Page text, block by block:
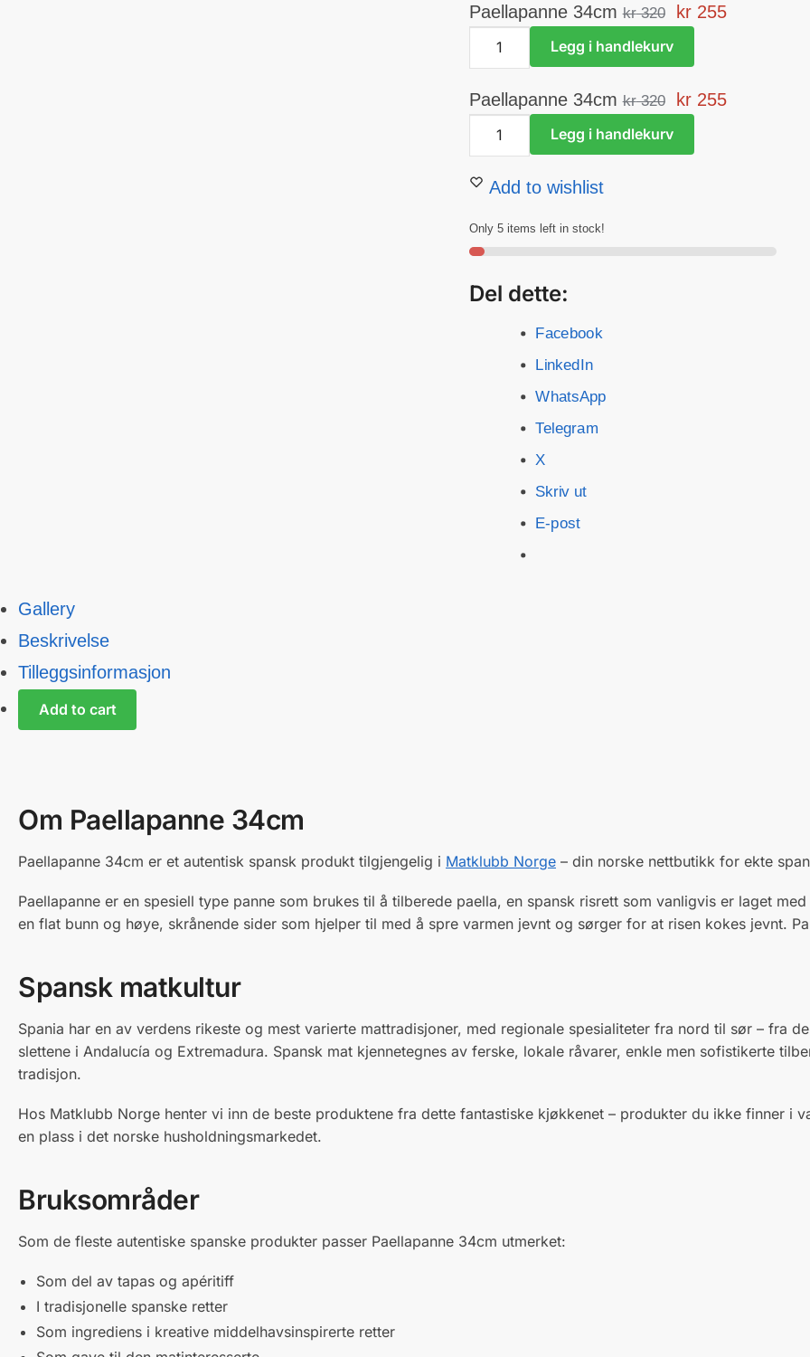
Paellapanne 34cm kr320
Opprinnelig
var:
kr 320.
kr255
Paellapanne
34cm
antall
Legg i handlekurv
Paellapanne 34cm kr320
Opprinnelig
var:
kr255
Paellapanne
34cm
antall
Legg i handlekurv
Add to wishlist
Only 5 items left in stock!
Del dette:
Facebook
LinkedIn
WhatsApp
Telegram
X
Skriv ut
E-post
Gallery
Beskrivelse
Tilleggsinformasjon
Add to cart
Om Paellapanne 34cm
Paellapanne 34cm er et autentisk spansk produkt tilgjengelig i Matklubb Norge – din norske nettbutikk for ekte
Paellapanne er en spesiell type panne som brukes til å tilberede paella, en spansk risrett som vanligvis er laget
en flat bunn og høye, skrånende sider som hjelper til med å spre varmen jevnt og sørger for at risen kokes jevnt.
Spansk matkultur
Spania har en av verdens rikeste og mest varierte mattradisjoner, med regionale spesialiteter fra nord til sør – fra
slettene i Andalucía og Extremadura. Spansk mat kjennetegnes av ferske, lokale råvarer, enkle men sofistikerte
tradisjon.
Hos Matklubb Norge henter vi inn de beste produktene fra dette fantastiske kjøkkenet – produkter du ikke finner i
en plass i det norske husholdningsmarkedet.
Bruksområder
Som de fleste autentiske spanske produkter passer Paellapanne 34cm utmerket:
Som del av tapas og apéritiff
I tradisjonelle spanske retter
Som ingrediens i kreative middelhavsinspirerte retter